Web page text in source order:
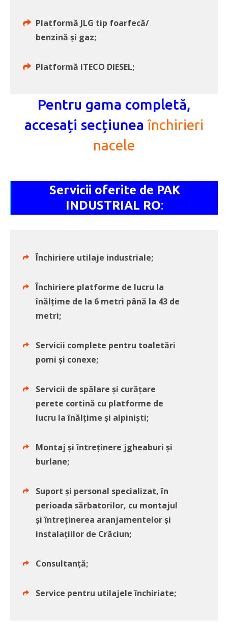
Platformă JLG tip foarfecă/
benzină și gaz;
Platformă ITECO DIESEL;
Pentru gama completă,
accesați secțiuneaînchirieri
nacele
Servicii oferite de PAK
INDUSTRIAL RO:
Închiriere utilaje industriale;
Închiriere platforme de lucru la
înălțime de la 6 metri până la 43 de
metri;
Servicii complete pentru toaletări
pomi și conexe;
Servicii de spălare și curățare
perete cortină cu platforme de
lucru la înălțime și alpiniști;
Montaj și întreținere jgheaburi și
burlane;
Suport și personal specializat, în
perioada sărbatorilor, cu montajul
și întreținerea aranjamentelor și
instalațiilor de Crăciun;
Consultanță;
Service pentru utilajele închiriate;